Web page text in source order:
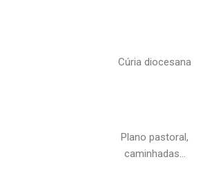
Cúria diocesana
Plano pastoral,
caminhadas…